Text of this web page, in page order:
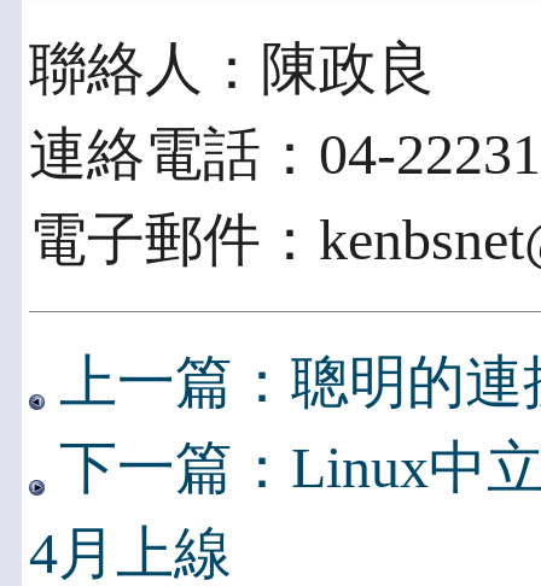
聯絡人：陳政良
連絡電話：04-
電子郵件：
上一篇：聰明的
下一篇：Linux中
4月上線